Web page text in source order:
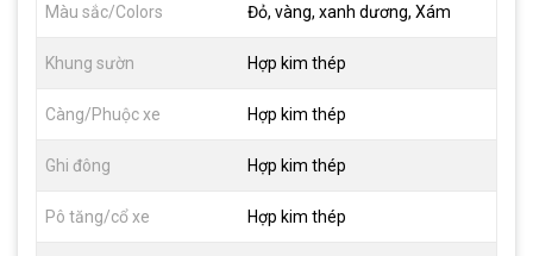
Màu sắc/Colors Đỏ, vàng, xanh dương, Xám
Khung sườn Hợp kim thép
Càng/Phuộc xe Hợp kim thép
Ghi đông Hợp kim thép
Pô tăng/cổ xe Hợp kim thép